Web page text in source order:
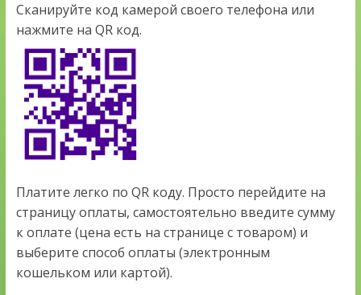
Сканируйте код камерой своего телефона или
нажмите на QR код.
Платите легко по QR коду. Просто перейдите на
страницу оплаты, самостоятельно введите сумму
к оплате (цена есть на странице с товаром) и
выберите способ оплаты (электронным
кошельком или картой).